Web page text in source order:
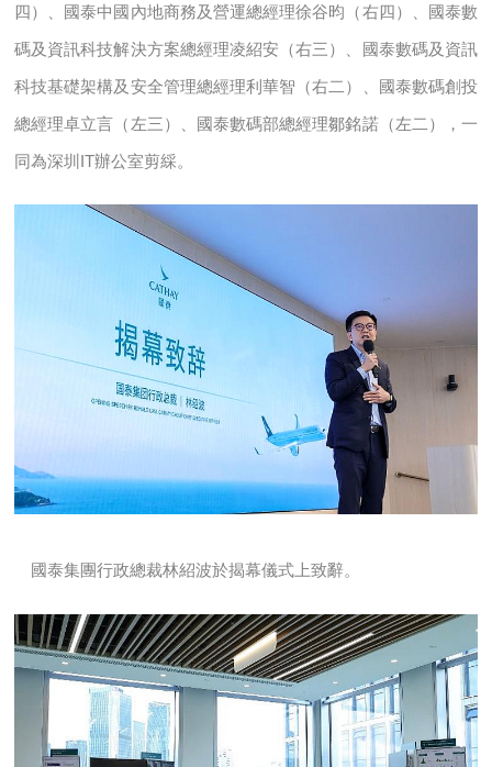
四）、國泰中國內地商務及營運總經理徐谷昀（右四）、國泰數
碼及資訊科技解決方案總經理凌紹安（右三）、國泰數碼及資訊
科技基礎架構及安全管理總經理利華智（右二）、國泰數碼創投
總經理卓立言（左三）、國泰數碼部總經理鄒銘諾（左二），一
同為深圳IT辦公室剪綵。
國泰集團行政總裁林紹波於揭幕儀式上致辭。